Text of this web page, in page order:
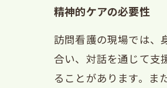
精神的ケアの必要性
訪問看護の現場では、
合い、対話を通じて支
ることがあります。ま